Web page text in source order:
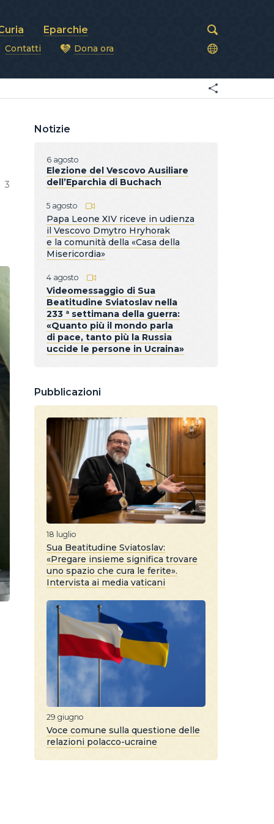
Eparchie
Contatti Dona ora
3
Notizie
6 agosto
Elezione del Vescovo Ausiliare
dell’Eparchia di Buchach
5 agosto
Papa Leone XIV riceve in udienza
il Vescovo Dmytro Hryhorak
e la comunità della «Casa della
Misericordia»
4 agosto
Videomessaggio di Sua
Beatitudine Sviatoslav nella
233 ª settimana della guerra:
«Quanto più il mondo parla
di pace, tanto più la Russia
uccide le persone in Ucraina»
Pubblicazioni
18 luglio
Sua Beatitudine Sviatoslav:
«Pregare insieme significa trovare
uno spazio che cura le ferite».
Intervista ai media vaticani
29 giugno
Voce comune sulla questione delle
relazioni polacco-ucraine